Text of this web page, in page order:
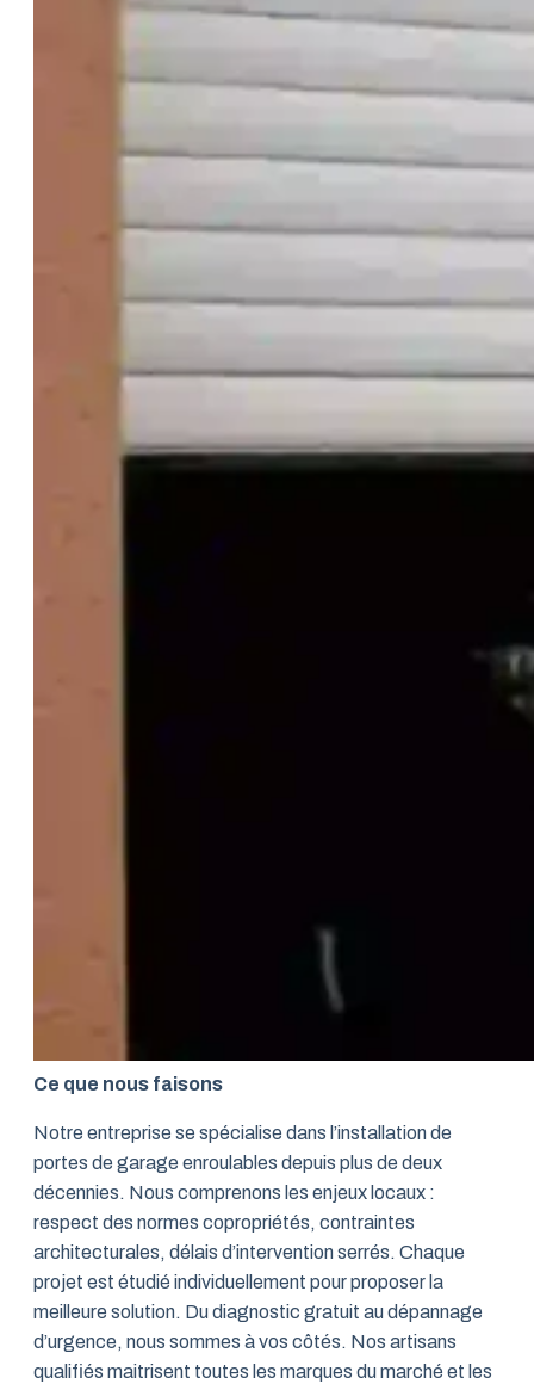
Ce que nous faisons
Notre entreprise se spécialise dans l’installation de
portes de garage enroulables depuis plus de deux
décennies. Nous comprenons les enjeux locaux :
respect des normes copropriétés, contraintes
architecturales, délais d’intervention serrés. Chaque
projet est étudié individuellement pour proposer la
meilleure solution. Du diagnostic gratuit au dépannage
d’urgence, nous sommes à vos côtés. Nos artisans
qualifiés maitrisent toutes les marques du marché et les